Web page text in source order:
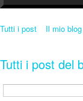
Tutti i post Il mio blog
Tutti i post del